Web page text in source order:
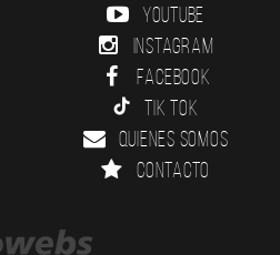
YouTube
Instagram
Facebook
Tik Tok
Quienes somos
Contacto